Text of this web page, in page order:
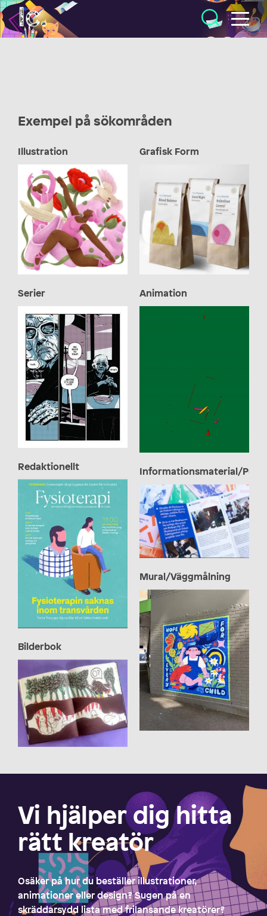
Illustratörcentrum
Exempel på sökområden
Illustration Grafisk Form
Serier Animation
Redaktionellt Informationsmaterial/
Mural/Väggmålning
Bilderbok
Vi hjälper dig hitta
rätt kreatör
Osäker på hur du beställer illustrationer,
animationer eller design? Sugen på en
skräddarsydd lista med frilansande kreatörer?